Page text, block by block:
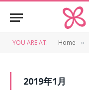
YOU ARE AT: Home »
2019年1月